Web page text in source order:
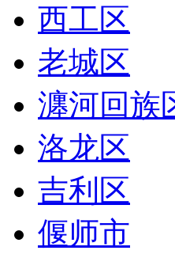
西工区
老城区
瀍河回族
洛龙区
吉利区
偃师市